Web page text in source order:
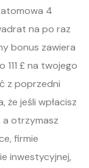
4
na po raz
bonus zawiera
£ na twojego
z poprzedni
​​jeśli wpłacisz
a otrzymasz
firmie
inwestycyjnej,